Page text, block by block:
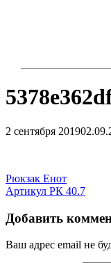
2 сентября 2019
записям
Навигация
по
записям
Рюкзак Енот
Артикул РК 40.7
Добавить
Ваш адрес email не